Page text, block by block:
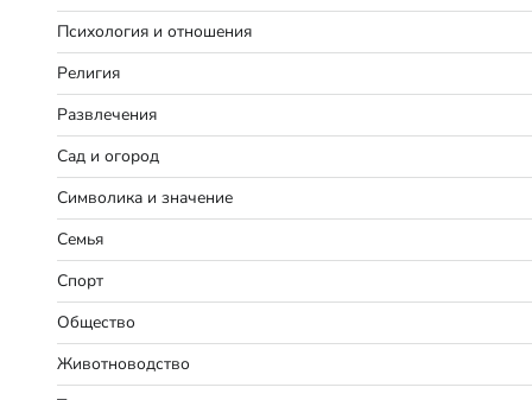
Психология и отношения
Религия
Развлечения
Сад и огород
Символика и значение
Семья
Спорт
Общество
Животноводство